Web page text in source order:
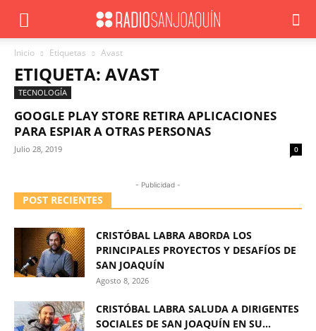
Inicio Etiquetas Avast
ETIQUETA: AVAST
TECNOLOGÍA
GOOGLE PLAY STORE RETIRA APLICACIONES
PARA ESPIAR A OTRAS PERSONAS
Julio 28, 2019 0
- Publicidad -
POST RECIENTES
CRISTÓBAL LABRA ABORDA LOS
PRINCIPALES PROYECTOS Y DESAFÍOS DE
SAN JOAQUÍN
Agosto 8, 2026
CRISTÓBAL LABRA SALUDA A DIRIGENTES
SOCIALES DE SAN JOAQUÍN EN SU...